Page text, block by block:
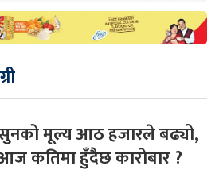
मूल्य आठ हजारले बढ्यो,
कतिमा हुँदैछ कारोबार ?